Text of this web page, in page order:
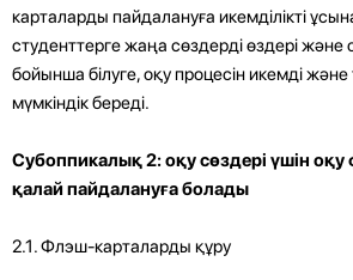
карталарды пайдалануға икемділікті
студенттерге жаңа сөздерді өздері және
бойынша білуге, оқу процесін икемді және
мүмкіндік береді.
Субоппикалық 2: оқу сөздері үшін
қалай пайдалануға болады
2.1. Флэш-карталарды құру